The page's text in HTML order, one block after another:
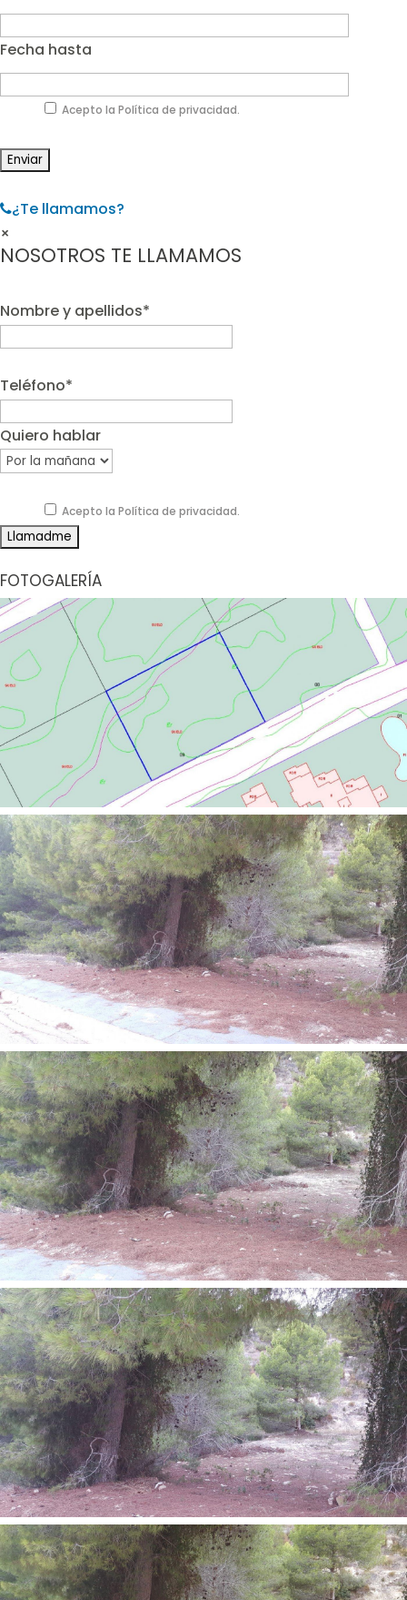
Fecha hasta
Acepto la Política de privacidad.
¿Te llamamos?
×
NOSOTROS TE LLAMAMOS
Nombre y apellidos*
Teléfono*
Quiero hablar
Acepto la Política de privacidad.
FOTOGALERÍA